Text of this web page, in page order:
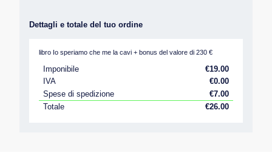
Dettagli e totale del tuo ordine
libro Io speriamo che me la cavi + bonus del valore di 230 €
Imponibile €19.00
IVA
€0.00
Spese di spedizione
€7.00
Totale
€26.00